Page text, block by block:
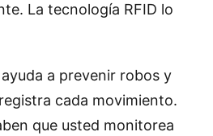
La tecnología RFID lo
a prevenir robos y
cada movimiento.
que usted monitorea